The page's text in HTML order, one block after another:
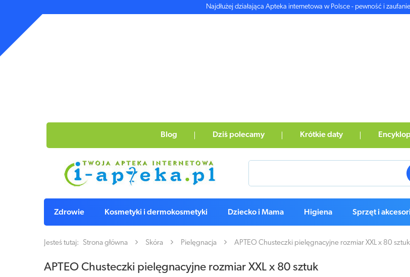
Najdłużej działająca Apteka internetowa w Polsce - pewność i
Blog Dziś polecamy Krótkie daty
Zdrowie Kosmetyki i dermokosmetyki Dziecko i Mama Higiena Sprzęt i
Jesteś tutaj: Strona główna Skóra Pielęgnacja APTEO Chusteczki pielęgnacyjne rozmiar XXL x 80 sztuk
APTEO Chusteczki pielęgnacyjne rozmiar XXL x 80 sztuk